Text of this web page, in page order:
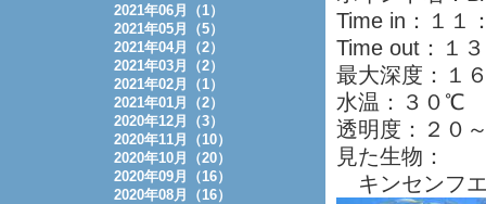
Time in：１１
Time out：１
最大深度：１
水温：３０℃
透明度：２０
見た生物：
キンセンフ
2021年06月（1）
2021年05月（5）
2021年04月（2）
2021年03月（2）
2021年02月（1）
2021年01月（2）
2020年12月（3）
2020年11月（10）
2020年10月（20）
2020年09月（16）
2020年08月（16）